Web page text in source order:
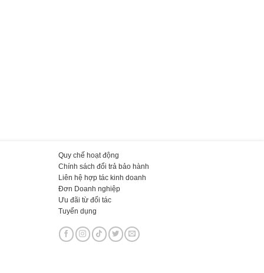
Quy chế hoạt động
Chính sách đổi trả bảo hành
Liên hệ hợp tác kinh doanh
Đơn Doanh nghiệp
Ưu đãi từ đối tác
Tuyển dụng